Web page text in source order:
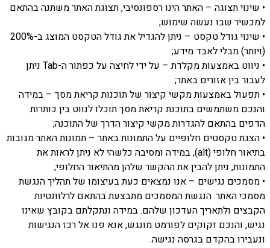
• שינוי תצוגה – האתר הינו רספונסיבי, תצוגת האתר משתנה בהתאם
למכשיר שבו נעשה שימוש;
• שינוי גודל טקסט – ניתן להגדיל את גודל הטקסט המוצג ב-200%
(ויותר) מבלי לאבד מידע;
• ניווט באמצעות מקלדת – על ידי לחיצה על כפתור ה-Tab ניתן
לעבור בין אזורים באתר;
• תפעול באמצעות מקשי קיצור של תוכנות קריאת מסך – במידה
והנכם משתמשים בתוכנת קריאת מסך תוכלו לנווט בין כותרות
הדפים בהתאם להגדרות מקשי קיצור הדרך של התוכנה;
• הצגת טקסטים חלופיים על התמונות באתר – תמונות האתר מגובות
בתיאור חלופי (alt), במידה ומסיבה כלשהי לא ניתן לראות את
התמונות, ניתן להבין את ההקשר שלהן מהתיאור החלופי;
• מסמכים נגישים – אנו נמצאים כעת בעיצומו של תהליך הנגשת
מסמכי האתר. הנגשת המסמכים מתבצעת בהתאם לרלוונטיות
הקבצים ולתאריך העדכון שלהם. במידה ונתקלתם בקובץ שאינו
נגיש, והנכם זקוקים לפורמט מונגש, אנא פנו אל רכז הנגישות
ונעבירו בהקדם בגרסה נגישה.